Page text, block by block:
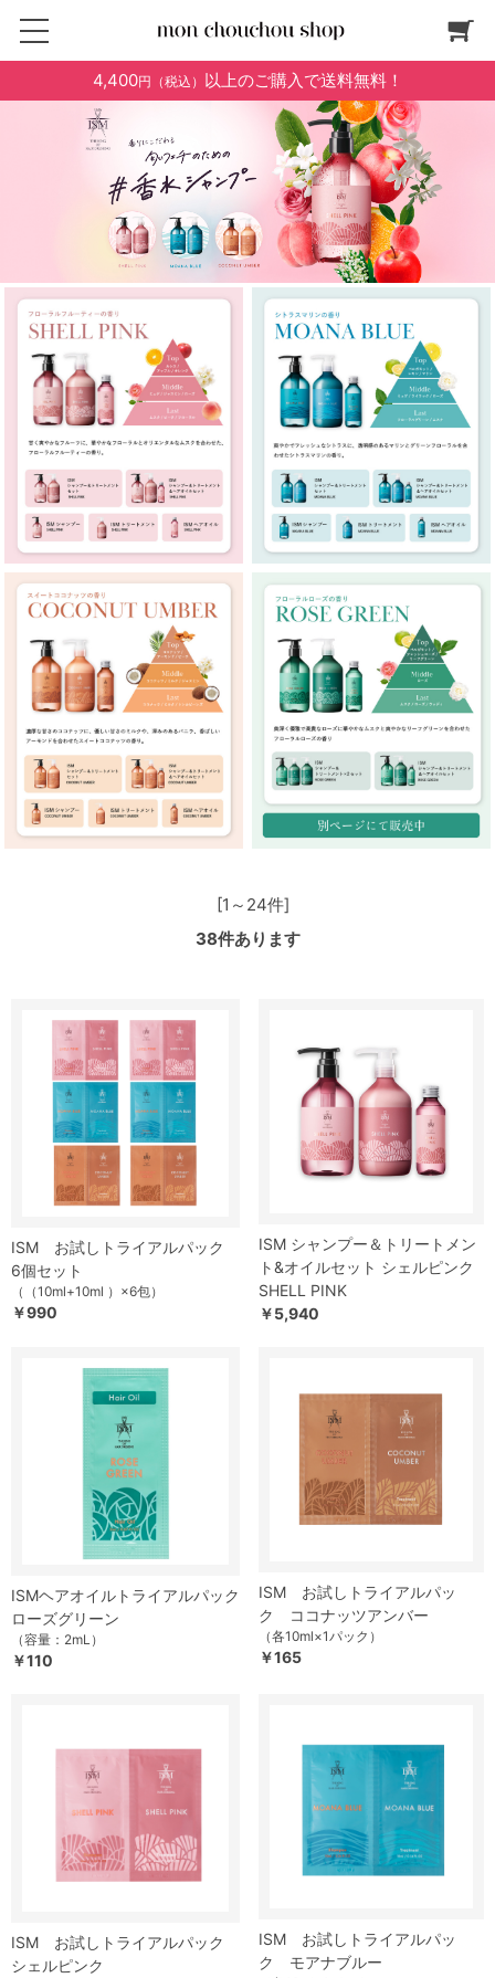
4,400円（税込） 以上のご購入で送料無料！
[1～24件]
38件あります
ISM お試しトライアルパック
6個セット
（（10ml+10ml ）×6包）
￥990
ISM シャンプー＆トリートメン
ト&オイルセット シェルピンク
SHELL PINK
￥5,940
ISMヘアオイルトライアルパック
ローズグリーン
（容量：2mL）
￥110
ISM お試しトライアルパッ
ク ココナッツアンバー
（各10ml×1パック）
￥165
ISM お試しトライアルパック
シェルピンク
ISM お試しトライアルパッ
ク モアナブルー